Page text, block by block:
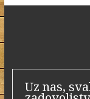
Uz nas,